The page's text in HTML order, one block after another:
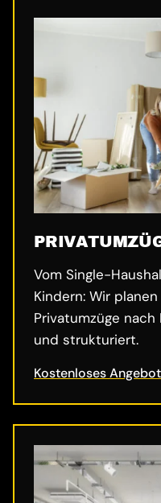
Vom Single-
Kindern: Wir
Privatumzüge
und strukturiert.
Kostenloses